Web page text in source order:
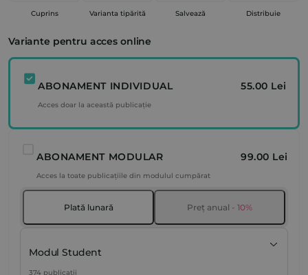
Cuprins Varianta tipărită Salvează Distribuie
Variante pentru acces online
ABONAMENT INDIVIDUAL 55.00 Lei
Acces doar la această publicație
ABONAMENT MODULAR 99.00 Lei
Acces la toate publicațiile din modulul cumpărat
Plată lunară Preț anual - 10%
Modul Student
374 publicații